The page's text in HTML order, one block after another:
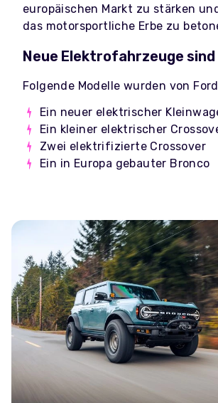
europäischen Markt zu stärken
das motorsportliche Erbe zu
Neue Elektrofahrzeuge sind
Folgende Modelle wurden von
Ein neuer elektrischer
Ein kleiner elektrischer
Zwei elektrifizierte Crossover
Ein in Europa gebauter Bronco